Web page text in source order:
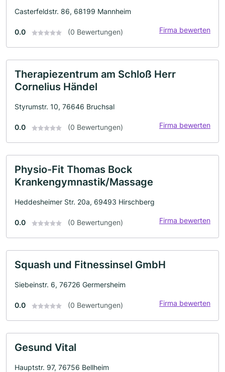
Casterfeldstr. 86, 68199 Mannheim
0.0 (0 Bewertungen) Firma bewerten
Therapiezentrum am Schloß Herr
Cornelius Händel
Styrumstr. 10, 76646 Bruchsal
0.0 (0 Bewertungen) Firma bewerten
Physio-Fit Thomas Bock
Krankengymnastik/Massage
Heddesheimer Str. 20a, 69493 Hirschberg
0.0 (0 Bewertungen) Firma bewerten
Squash und Fitnessinsel GmbH
Siebeinstr. 6, 76726 Germersheim
0.0 (0 Bewertungen) Firma bewerten
Gesund Vital
Hauptstr. 97, 76756 Bellheim